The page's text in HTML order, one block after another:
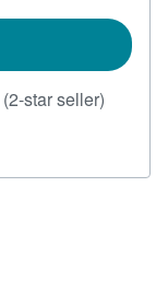
(2-star seller)
out